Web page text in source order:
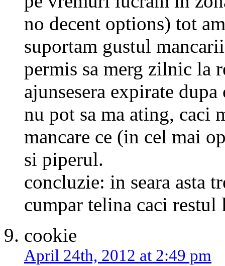
no decent options) tot
suportam gustul
permis sa merg zilnic la
ajunsesera expirate
nu pot sa ma ating, caci
mancare ce (in cel mai
si piperul.
concluzie: in seara asta
cumpar telina caci
cookie
April 24th, 2012 at 2:49 pm